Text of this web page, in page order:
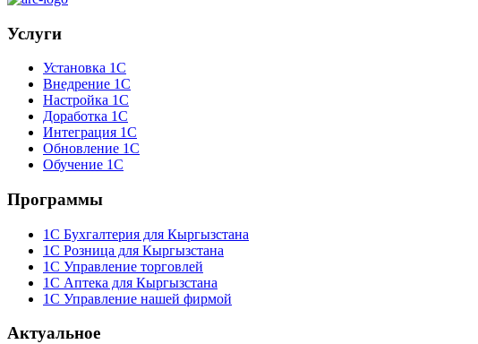
Услуги
Установка 1С
Внедрение 1С
Настройка 1С
Доработка 1С
Интеграция 1С
Обновление 1С
Обучение 1С
Программы
1С Бухгалтерия для Кыргызстана
1С Розница для Кыргызстана
1С Управление торговлей
1С Аптека для Кыргызстана
1С Управление нашей фирмой
Актуальное